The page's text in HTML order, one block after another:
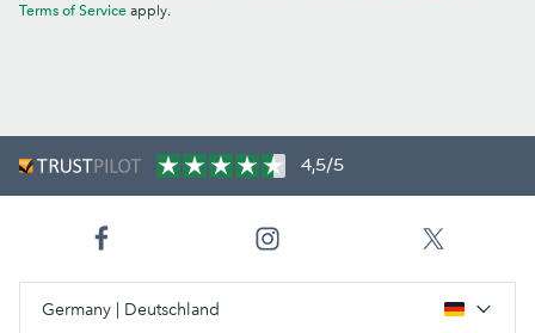
Terms of Service apply.
4,5/5
Germany | Deutschland